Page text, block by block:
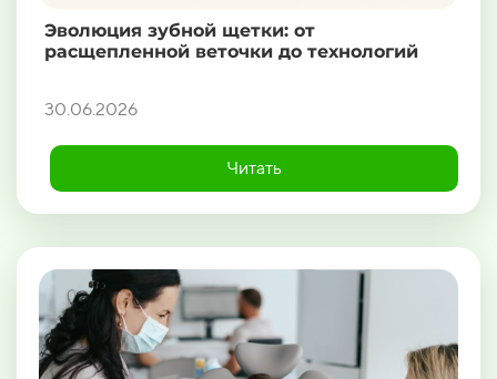
Эволюция зубной щетки: от
расщепленной веточки до технологий
30.06.2026
Читать